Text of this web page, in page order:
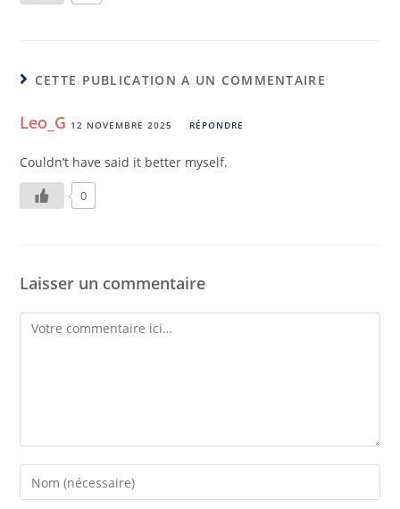
CETTE PUBLICATION A UN COMMENTAIRE
Leo_G 12 NOVEMBRE 2025 RÉPONDRE
Couldn’t have said it better myself.
0
Laisser un commentaire